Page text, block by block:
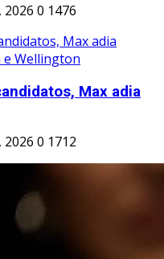
2026 0 1476
Max adia
2026 0 1712